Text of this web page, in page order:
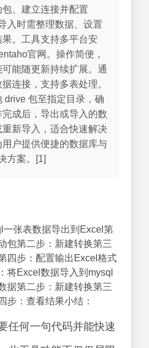
、建立连接并配置
入时需整理数据、设置
。工具支持多平台安
官网。操作简便，
能随更新持续扩展。通
连接，支持多表处理。
drive 包至指定目录，确
成后，导出或导入的数
新导入，适合快速解决
户提供便捷的数据库与
方案。[1]
一张表数据导出到Excel第
包第二步：新建转换第三
四步：配置输出Excel格式
将Excel数据导入到mysql
据第二步：新建转换第三
步：查看结果小结：
任何一句代码并能快速